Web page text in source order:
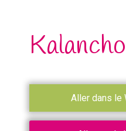
Aller dans le